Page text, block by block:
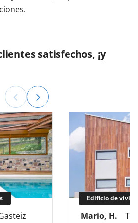
satisfechos, ¡y
Edificio de
Mario, H.